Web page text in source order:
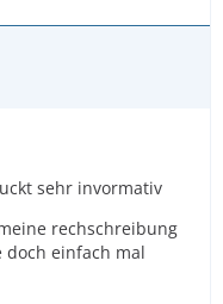
sehr invormativ
rechschreibung
einfach mal